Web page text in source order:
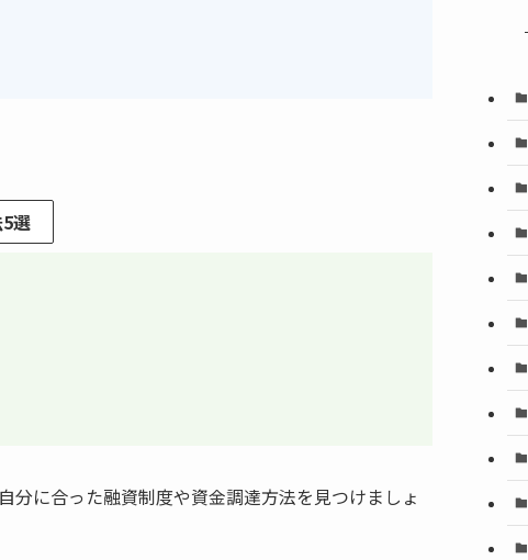
選
に合った融資制度や資金調達方法を見つけましょ